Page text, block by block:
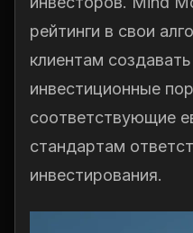
рейтинги в свои
клиентам
инвестиционные
соответствующие
стандартам
инвестирования.